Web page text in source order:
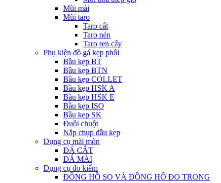
Mũi mài
Mũi taro
Taro cắt
Taro nén
Taro ren cấy
Phụ kiện đồ gá kẹp phôi
Bầu kẹp BT
Bầu kẹp BTN
Bầu kẹp COLLET
Bầu kẹp HSK A
Bầu kẹp HSK E
Bầu kẹp ISO
Bầu kẹp SK
Đuôi chuột
Nắp chụp đầu kẹp
Dụng cụ mài mòn
ĐÁ CẮT
ĐÁ MÀI
Dụng cụ đo kiểm
ĐỒNG HỒ SO VÀ ĐỒNG HỒ ĐO TRONG